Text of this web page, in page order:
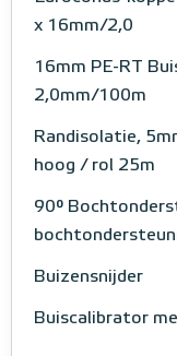
x 16mm/2,0
16mm PE-RT
2,0mm/100m
Randisolatie,
hoog / rol 25m
90°
Buizensnijder
Buiscalibrator